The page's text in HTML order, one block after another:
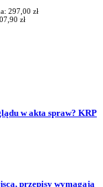
297,00 zł
zł
w akta spraw? KRP
przepisy wymagają